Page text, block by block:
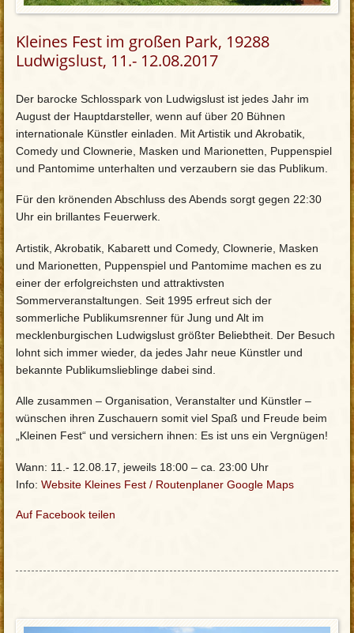
Kleines Fest im großen Park, 19288
Ludwigslust, 11.- 12.08.2017
Der barocke Schlosspark von Ludwigslust ist jedes Jahr im
August der Hauptdarsteller, wenn auf über 20 Bühnen
internationale Künstler einladen. Mit Artistik und Akrobatik,
Comedy und Clownerie, Masken und Marionetten, Puppenspiel
und Pantomime unterhalten und verzaubern sie das Publikum.
Für den krönenden Abschluss des Abends sorgt gegen 22:30
Uhr ein brillantes Feuerwerk.
Artistik, Akrobatik, Kabarett und Comedy, Clownerie, Masken
und Marionetten, Puppenspiel und Pantomime machen es zu
einer der erfolgreichsten und attraktivsten
Sommerveranstaltungen. Seit 1995 erfreut sich der
sommerliche Publikumsrenner für Jung und Alt im
mecklenburgischen Ludwigslust größter Beliebtheit. Der Besuch
lohnt sich immer wieder, da jedes Jahr neue Künstler und
bekannte Publikumslieblinge dabei sind.
Alle zusammen – Organisation, Veranstalter und Künstler –
wünschen ihren Zuschauern somit viel Spaß und Freude beim
„Kleinen Fest“ und versichern ihnen: Es ist uns ein Vergnügen!
Wann: 11.- 12.08.17, jeweils 18:00 – ca. 23:00 Uhr
Info: Website Kleines Fest / Routenplaner Google Maps
Auf Facebook teilen